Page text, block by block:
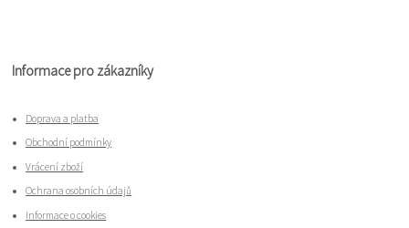
Informace pro zákazníky
Doprava a platba
Obchodní podmínky
Vrácení zboží
Ochrana osobních údajů
Informace o cookies